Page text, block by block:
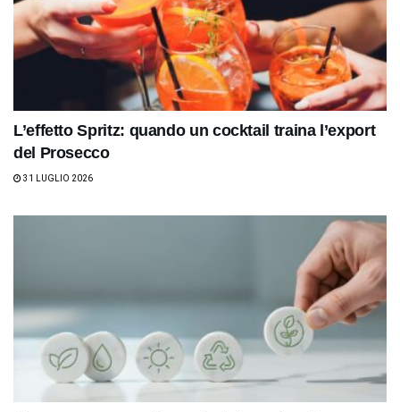
L’effetto Spritz: quando un cocktail traina l’export
del Prosecco
31 LUGLIO 2026